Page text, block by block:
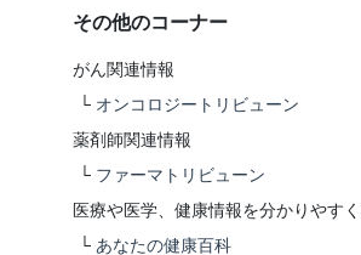
その他のコーナー
がん関連情報
└ オンコロジートリビューン
薬剤師関連情報
└ ファーマトリビューン
医療や医学、健康情報を分かりやす
└ あなたの健康百科